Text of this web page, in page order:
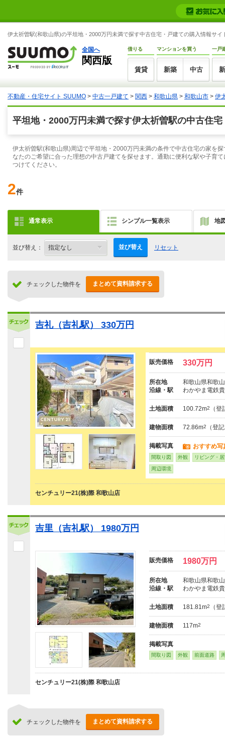
伊太祈曽駅(和歌山県)の平坦地・2000万円未満で探す中古住宅・戸建ての購入情報サ
全国へ
関西版
借りる
賃貸
マンションを買う
新築 中古
一戸
不動産・住宅サイト SUUMO > 中古一戸建て > 関西 > 和歌山県 > 和歌山市 > 伊
平坦地・2000万円未満で探す伊太祈曽駅の中古住
伊太祈曽駅(和歌山県)周辺で平坦地・2000万円未満の条件で中古住宅の家を
なたのご希望に合った理想の中古戸建てを探せます。通勤に便利な駅や子育
つけてください。
2件
通常表示 シンプル一覧表示 地
並び替え： 並び替え リセット
チェックした物件を まとめて資料請求する
吉礼（吉礼駅） 330万円
販売価格 330万円
所在地
和歌山県和歌
沿線・駅
わかやま電鉄
土地面積 100.72m2 （登
建物面積 72.86m2 （登
掲載写真 おすすめ写
間取り図 外観 リビング・
周辺環境
センチュリー21(株)際 和歌山店
吉里（吉礼駅） 1980万円
販売価格 1980万円
所在地
和歌山県和歌
沿線・駅
わかやま電鉄
土地面積 181.81m2 （登
建物面積 117m2
掲載写真
間取り図 外観 前面道路
センチュリー21(株)際 和歌山店
チェックした物件を まとめて資料請求する